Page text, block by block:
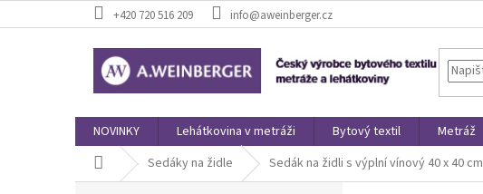
na
+420 720 516 209 info@aweinberger.cz
NOVINKY Lehátkovina v metráži Bytový textil Metráž
Domů Sedáky na židle Sedák na židli s výplní vínový 40 x 40 cm